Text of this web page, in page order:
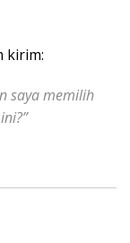
kirim:
saya memilih